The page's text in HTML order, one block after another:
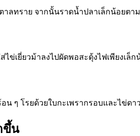
าลทราย จากนั้นราดน้ำปลาเล็กน้อย
ข่เยี่ยวม้าลงไปผัดพอสะดุ้งไฟเพียงเล็
น ๆ โรยด้วยใบกะเพรากรอบและไข่ด
ขึ้น